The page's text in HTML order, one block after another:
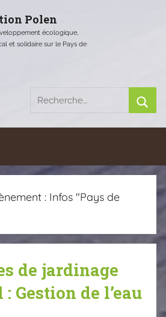
Polen
écologique,
et solidaire sur le Pays de
Recherche
:
: Infos "Pays de
de jardinage
Gestion de l’eau